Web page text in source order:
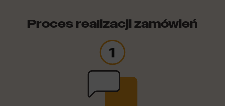
Certyfikat ISO 9001
Proces realizacji zamówień